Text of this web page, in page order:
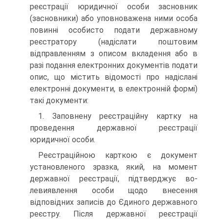
реєстрації юридичної особи заснов­ник
(засновники) або уповноважена ними особа
повинні особисто подати державному
реєстратору (надіслати пошто­вим
відправленням з описом вкладення або в
разі подання електронних документів подати
опис, що містить відомості про надіслані
електронні документи, в електронній формі)
такі документи:
1. Заповнену реєстраційну картку на
проведення дер­жавної реєстрації
юридичної особи.
Реєстраційною карткою є документ
установленого зраз­ка, який, на момент
державної реєстрації, підтверджує во­
левиявлення особи щодо внесення
відповідних записів до Єдиного державного
реєстру. Після державної реєстрації